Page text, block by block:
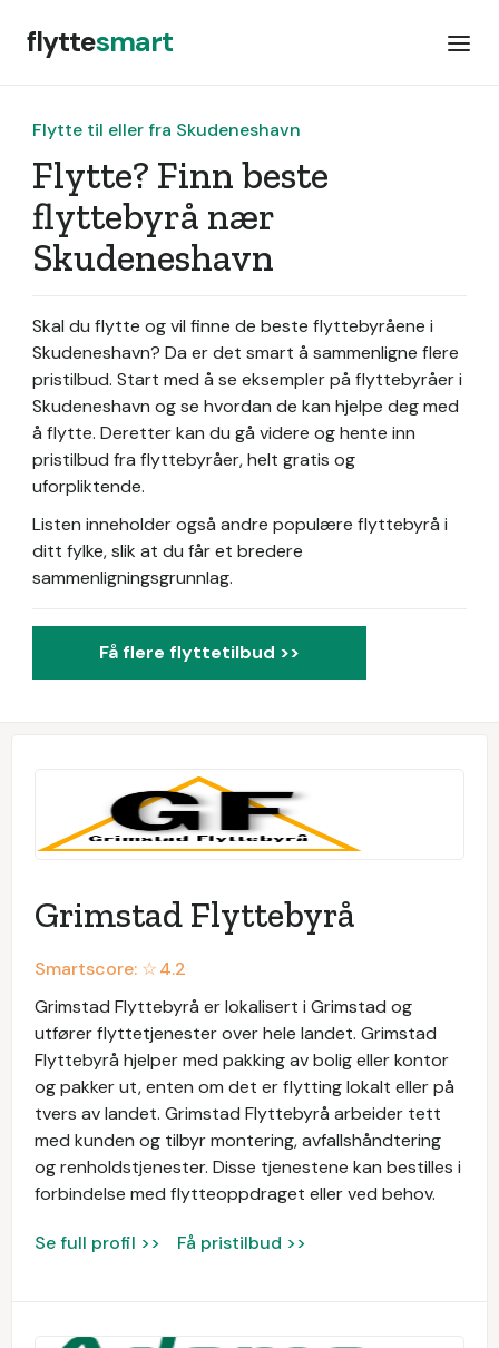
flyttesmart
Flytte til eller fra Skudeneshavn
Flytte? Finn beste
flyttebyrå nær
Skudeneshavn
Skal du flytte og vil finne de beste flyttebyråene i
Skudeneshavn? Da er det smart å sammenligne flere
pristilbud. Start med å se eksempler på flyttebyråer i
Skudeneshavn og se hvordan de kan hjelpe deg med
å flytte. Deretter kan du gå videre og hente inn
pristilbud fra flyttebyråer, helt gratis og
uforpliktende.
Listen inneholder også andre populære flyttebyrå i
ditt fylke, slik at du får et bredere
sammenligningsgrunnlag.
Få flere flyttetilbud >>
Grimstad Flyttebyrå
Smartscore: ☆4.2
Grimstad Flyttebyrå er lokalisert i Grimstad og
utfører flyttetjenester over hele landet. Grimstad
Flyttebyrå hjelper med pakking av bolig eller kontor
og pakker ut, enten om det er flytting lokalt eller på
tvers av landet. Grimstad Flyttebyrå arbeider tett
med kunden og tilbyr montering, avfallshåndtering
og renholdstjenester. Disse tjenestene kan bestilles i
forbindelse med flytteoppdraget eller ved behov.
Se full profil >> Få pristilbud >>